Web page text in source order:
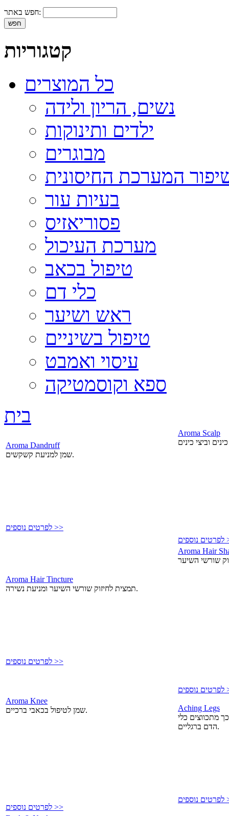
חפש באתר:
קטגוריות
כל המוצרים
נשים, הריון ולידה
ילדים ותינוקות
מבוגרים
המערכת החיסונית
בעיות עור
פסוריאזיס
מערכת העיכול
טיפול בכאב
כלי דם
ראש ושיער
טיפול בשיניים
עיסוי ואמבט
ספא וקוסמטיקה
בית
Aroma Dandruff
שמן למניעת קשקשים.
לפרטים נוספים >>
Aroma Scalp
>>
Aroma Hair Tincture
תמצית לחיזוק שורשי השיער ומניעת נשירה.
לפרטים נוספים >>
Aroma Hair
>>
Aroma Knee
שמן לטיפול בכאבי ברכיים.
לפרטים נוספים >>
Aching Legs
מתכווצים כלי
הדם ברגליים.
>>